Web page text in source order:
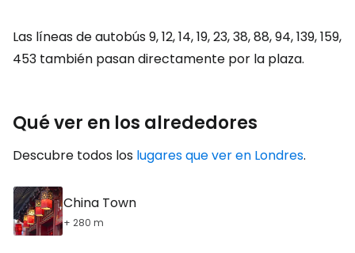
Las líneas de autobús 9, 12, 14, 19, 23, 38, 88, 94, 139, 159,
453 también pasan directamente por la plaza.
Qué ver en los alrededores
Descubre todos los lugares que ver en Londres.
China Town
+ 280 m